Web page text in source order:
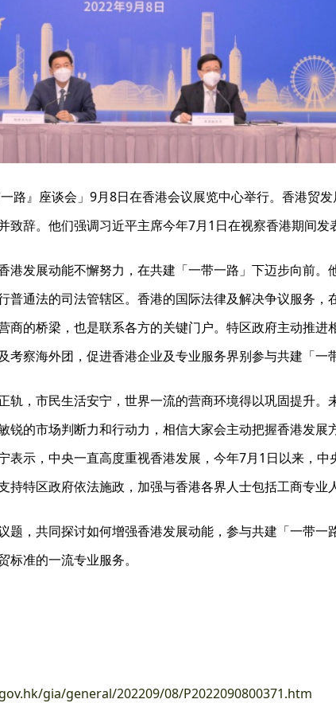
路』座谈会」9月8日在香港会议展览中心举行。香港贸
辞。他们强调习近平主席今年7月1日在视察香港期间发
港发展动能不懈努力，在共建「一带一路」下迈步向前
普通法的司法管辖区。香港的国际法律及解决争议服务
商的桥梁，也是联系各方的关键门户。特区政府主动推进
察海外团，促进香港企业及专业服务界别参与共建「一
轨，市民生活安宁，世界一流的营商环境得以巩固提升
锐的市场判断力和行动力，相信大家会主动把握香港发
表示，中央一直高度重视香港发展，今年7月1日以来，
特区政府依法施政，加强与香港各界人士包括工商专业
题，共同探讨如何增强香港发展动能，参与共建「一带
准的一流专业服务。
gia/general/202209/08/P2022090800371.htm